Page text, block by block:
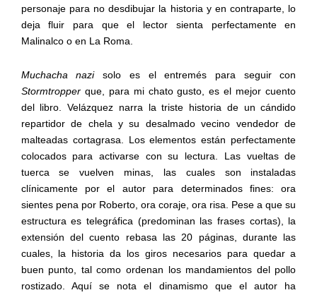
personaje para no desdibujar la historia y en contraparte, lo
deja fluir para que el lector sienta perfectamente en
Malinalco o en La Roma.
Muchacha nazisolo es el entremés para seguir con
Stormtropperque, para mi chato gusto, es el mejor cuento
del libro. Velázquez narra la triste historia de un cándido
repartidor de chela y su desalmado vecino vendedor de
malteadas cortagrasa. Los elementos están perfectamente
colocados para activarse con su lectura. Las vueltas de
tuerca se vuelven minas, las cuales son instaladas
clínicamente por el autor para determinados fines: ora
sientes pena por Roberto, ora coraje, ora risa. Pese a que su
estructura es telegráfica (predominan las frases cortas), la
extensión del cuento rebasa las 20 páginas, durante las
cuales, la historia da los giros necesarios para quedar a
buen punto, tal como ordenan los mandamientos del pollo
rostizado. Aquí se nota el dinamismo que el autor ha